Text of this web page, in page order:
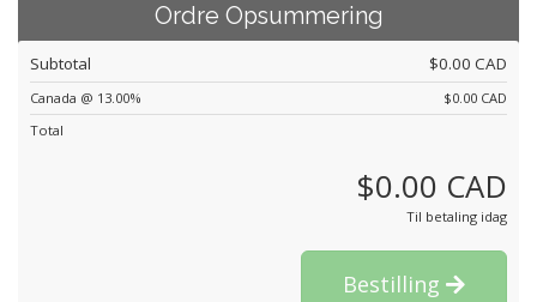
Ordre Opsummering
Subtotal $0.00 CAD
Canada @ 13.00%
$0.00 CAD
Total
$0.00 CAD
Til betaling idag
Bestilling